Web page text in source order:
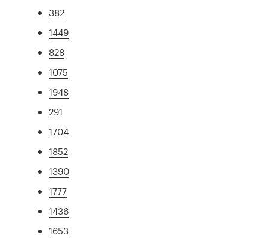
382
1449
828
1075
1948
291
1704
1852
1390
1777
1436
1653